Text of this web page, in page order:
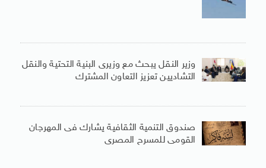
وزير النقل يبحث مع وزيرى البنية التحتية والنقل
التشاديين تعزيز التعاون المشترك
صندوق التنمية الثقافية يشارك فى المهرجان
القومى للمسرح المصرى